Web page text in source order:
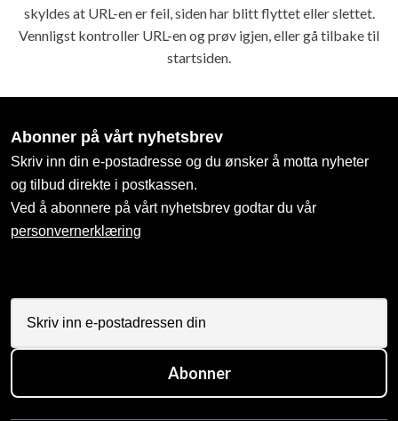
skyldes at URL-en er feil, siden har blitt flyttet eller slettet.
Vennligst kontroller URL-en og prøv igjen, eller gå tilbake til
startsiden.
Abonner på vårt nyhetsbrev
Skriv inn din e-postadresse og du ønsker å motta nyheter
og tilbud direkte i postkassen.
Ved å abonnere på vårt nyhetsbrev godtar du vår
personvernerklæring
Abonner